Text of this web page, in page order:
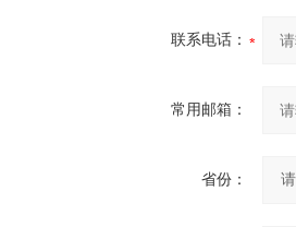
联系电话：
常用邮箱：
省份：